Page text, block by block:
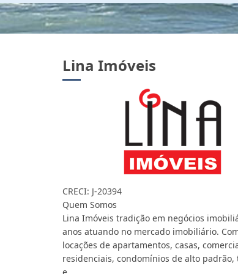
Lina Imóveis
CRECI: J-20394
Quem Somos
Lina Imóveis tradição em negócios
anos atuando no mercado imobiliário.
locações de apartamentos, casas,
residenciais, condomínios de alto padrão,